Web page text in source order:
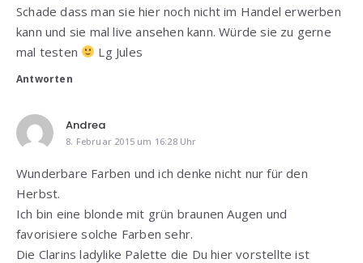
Schade dass man sie hier noch nicht im Handel erwerben
kann und sie mal live ansehen kann. Würde sie zu gerne
mal testen
Lg Jules
Antworten
Andrea
8. Februar 2015 um 16:28 Uhr
Wunderbare Farben und ich denke nicht nur für den
Herbst.
Ich bin eine blonde mit grün braunen Augen und
favorisiere solche Farben sehr.
Die Clarins ladylike Palette die Du hier vorstellte ist